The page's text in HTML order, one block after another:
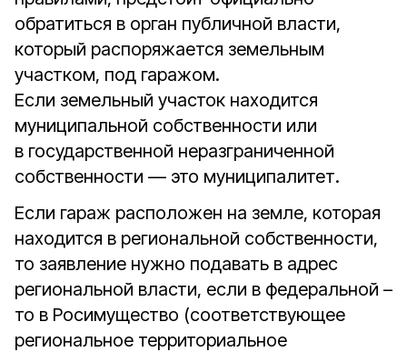
обратиться в орган публичной власти,
который распоряжается земельным
участком, под гаражом.
Если земельный участок находится
муниципальной собственности или
в государственной неразграниченной
собственности — это муниципалитет.
Если гараж расположен на земле, которая
находится в региональной собственности,
то заявление нужно подавать в адрес
региональной власти, если в федеральной –
то в Росимущество (соответствующее
региональное территориальное